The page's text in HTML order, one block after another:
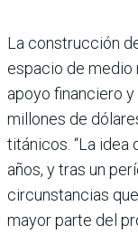
La construcción
espacio de medio
apoyo financiero
millones de
titánicos. “La idea
años, y tras un
circunstancias
mayor parte del